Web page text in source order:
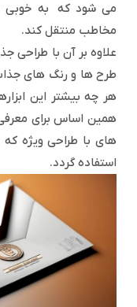
می شود که به خوبی
مخاطب منتقل کند.
علاوه بر آن با طراحی
طرح ها و رنگ های
هر چه بیشتر این
همین اساس برای
های با طراحی ویژه
استفاده گردد.